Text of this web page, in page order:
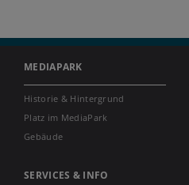
MEDIAPARK
Historie & Hintergrund
Platz im MediaPark
Gebäude
SERVICES & INFO